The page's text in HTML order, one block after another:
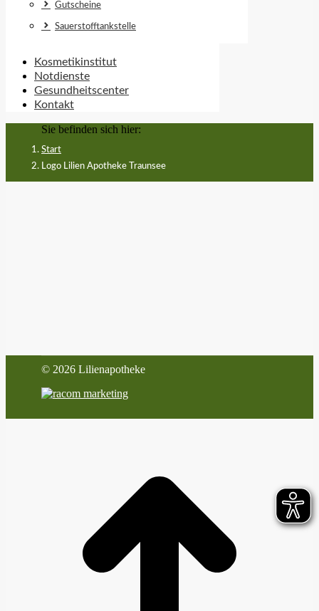
Gutscheine
Sauerstofftankstelle
Kosmetikinstitut
Notdienste
Gesundheitscenter
Kontakt
Sie befinden sich hier:
Start
Logo Lilien Apotheke Traunsee
© 2026 Lilienapotheke